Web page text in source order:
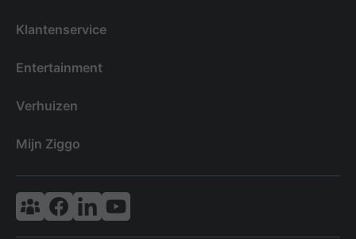
Klantenservice
Entertainment
Verhuizen
Mijn Ziggo
Vodafone & Ziggo Community
Ziggo Facebook
VodafoneZiggo LinkedIn
Ziggo YouTube